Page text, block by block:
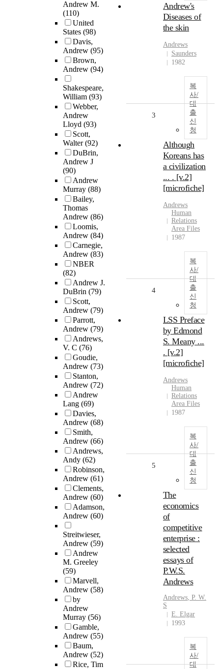
Andrew M.
(110)
United
States (98)
Davis,
Andrew (95)
Brown,
Andrew (94)
Shakespeare,
William (93)
Webber,
Andrew
Lloyd (93)
Scott,
Walter(92)
DuBrin,
Andrew J
(90)
Andrew
Murray (88)
Bailey,
Thomas
Andrew (86)
Loomis,
Andrew (84)
Carnegie,
Andrew (83)
NBER
(82)
Andrew J.
DuBrin (79)
Scott,
Andrew (79)
Parrott,
Andrew (79)
Andrews,
V. C (76)
Goudie,
Andrew (73)
Stanton,
Andrew (72)
Andrew
Lang (69)
Davies,
Andrew (68)
Smith,
Andrew (66)
Andrews,
Andy (62)
Robinson,
Andrew (61)
Clements,
Andrew (60)
Adamson,
Andrew (60)
Streitwieser,
Andrew (59)
Andrew
M. Greeley
(59)
Marvell,
Andrew (58)
by
Andrew
Murray (56)
Gamble,
Andrew (55)
Baum,
Andrew (52)
Rice, Tim
Andrew's
Diseases of
the skin
Andrews
Saunders
1982
복
사/
대
출
신
청
3
Although
Koreans has
a civilization
... . [v.2]
[microfiche]
Andrews
Human
Relations
Area Files
1987
복
사/
대
출
신
청
4
LSS Preface
by Edmond
S. Meany ...
. [v.2]
[microfiche]
Andrews
Human
Relations
Area Files
1987
복
사/
대
출
신
청
5
The
economics
of
competitive
enterprise :
selected
essays of
P.W.S.
Andrews
Andrews, P. W.
S
E. Elgar
1993
복
사/
대